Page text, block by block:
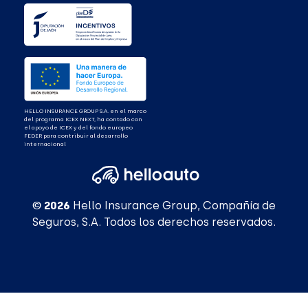
HELLO INSURANCE GROUP S.A. en el marco
del programa ICEX NEXT, ha contado con
el apoyo de ICEX y del fondo europeo
FEDER para contribuir al desarrollo
internacional
© 2026 Hello Insurance Group, Compañía de
Seguros, S.A. Todos los derechos reservados.